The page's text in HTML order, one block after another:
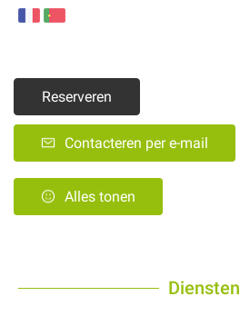
Reserveren
Contacteren per e-mail
Alles tonen
Diensten